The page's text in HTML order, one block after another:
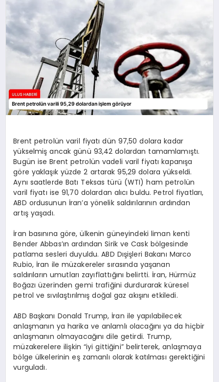
Brent petrolün varil fiyatı dün 97,50 dolara kadar
yükselmiş ancak günü 93,42 dolardan tamamlamıştı.
Bugün ise Brent petrolün vadeli varil fiyatı kapanışa
göre yaklaşık yüzde 2 artarak 95,29 dolara yükseldi.
Aynı saatlerde Batı Teksas türü (WTI) ham petrolün
varil fiyatı ise 91,70 dolardan alıcı buldu. Petrol fiyatları,
ABD ordusunun İran’a yönelik saldırılarının ardından
artış yaşadı.
İran basınına göre, ülkenin güneyindeki liman kenti
Bender Abbas’ın ardından Sirik ve Cask bölgesinde
patlama sesleri duyuldu. ABD Dışişleri Bakanı Marco
Rubio, İran ile müzakereler sırasında yaşanan
saldırıların umutları zayıflattığını belirtti. İran, Hürmüz
Boğazı üzerinden gemi trafiğini durdurarak küresel
petrol ve sıvılaştırılmış doğal gaz akışını etkiledi.
ABD Başkanı Donald Trump, İran ile yapılabilecek
anlaşmanın ya harika ve anlamlı olacağını ya da hiçbir
anlaşmanın olmayacağını dile getirdi. Trump,
müzakerelere ilişkin “iyi gittiğini” belirterek, anlaşmaya
bölge ülkelerinin eş zamanlı olarak katılması gerektiğini
vurguladı.